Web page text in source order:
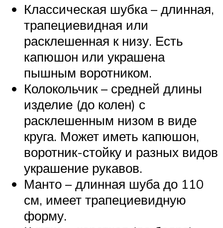
Классическая шубка – длинная,
трапециевидная или
расклешенная к низу. Есть
капюшон или украшена
пышным воротником.
Колокольчик – средней длины
изделие (до колен) с
расклешенным низом в виде
круга. Может иметь капюшон,
воротник-стойку и разных видов
украшение рукавов.
Манто – длинная шуба до 110
см, имеет трапециевидную
форму.